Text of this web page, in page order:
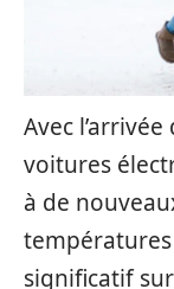
Avec
voitures
à de
significatif